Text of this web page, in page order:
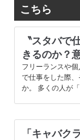
こちら
〝スタバで
きるのか？
費」の境界
フリーランスや
で仕事をした際
か。 多くの人が
「キャバク